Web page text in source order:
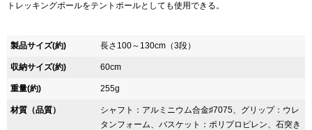
トレッキングポールをテントポールとしても使用できる。
製品サイズ(約) 長さ100～130cm（3段）
収納サイズ(約) 60cm
重量(約) 255g
材質（品質）
シャフト：アルミニウム合金♯7075、グリップ：ウレ
タンフォーム、バスケット：ポリプロピレン、石突き